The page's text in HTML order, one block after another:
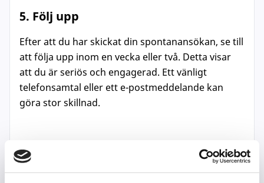
5. Följ upp
Efter att du har skickat din spontanansökan, se till
att följa upp inom en vecka eller två. Detta visar
att du är seriös och engagerad. Ett vänligt
telefonsamtal eller ett e-postmeddelande kan
göra stor skillnad.
Tips för att lyckas med
spontanansökan